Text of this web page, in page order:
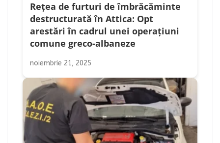
Rețea de furturi de îmbrăcăminte
destructurată în Attica: Opt
arestări în cadrul unei operațiuni
comune greco-albaneze
noiembrie 21, 2025